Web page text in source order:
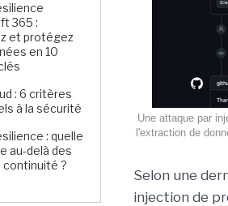
365 :
et protégez
en 10
: 6 critères
à la sécurité
: quelle
au-delà des
continuité ?
Une attaque par
l'extraction de
Selon une
injection de